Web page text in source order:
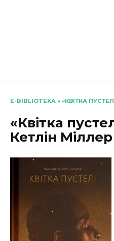
E-BIBLIOTEKA » «КВІТКА
«Квітка
Кетлін Міллер